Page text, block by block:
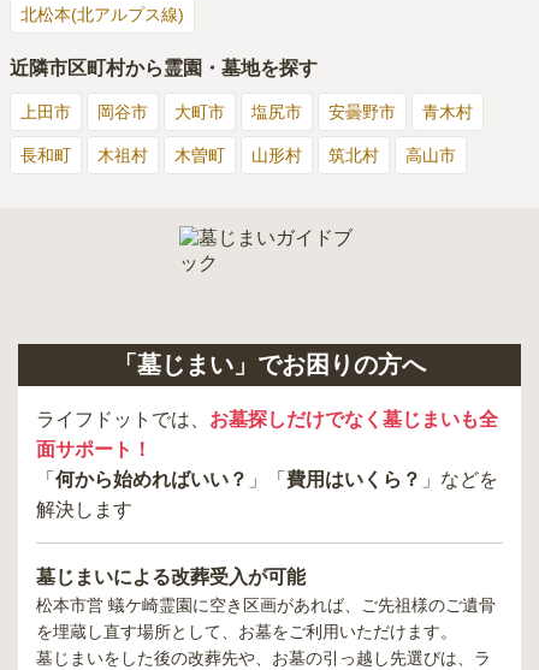
北松本(北アルプス線)
近隣市区町村から霊園・墓地を探す
上田市 岡谷市 大町市 塩尻市 安曇野市 青木村
長和町 木祖村 木曽町 山形村 筑北村 高山市
「墓じまい」でお困りの方へ
ライフドットでは、 お墓探しだけでなく墓じまいも全
面サポート！
「 何から始めればいい？ 」「 費用はいくら？ 」などを
解決します
墓じまいによる改葬受入が可能
松本市営 蟻ケ崎霊園に空き区画があれば、ご先祖様のご遺骨
を埋蔵し直す場所として、お墓をご利用いただけます。
墓じまいをした後の改葬先や、お墓の引っ越し先選びは、ラ